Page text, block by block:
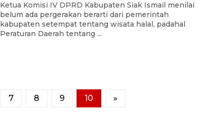
Ketua Komisi IV DPRD Kabupaten Siak Ismail menilai
belum ada pergerakan berarti dari pemerintah
kabupaten setempat tentang wisata halal, padahal
Peraturan Daerah tentang ...
7 8 9 10 »